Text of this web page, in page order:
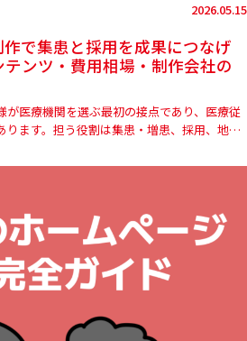
2026.05.15
で集患と採用を成果につなげ
ンツ・費用相場・制作会社の
が医療機関を選ぶ最初の接点であり、医療従
ます。担う役割は集患・増患、採用、地域